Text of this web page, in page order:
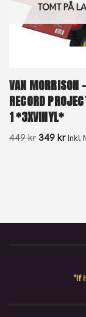
TOMT PÅ
VAN MORRISON
RECORD
1 *3XVINYL*
449kr 349 kr Inkl.
"If